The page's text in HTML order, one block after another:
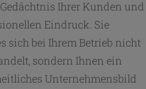
Ihrer Kunden und
Eindruck. Sie
sich bei Ihrem Betrieb nicht
sondern Ihnen ein
Unternehmensbild